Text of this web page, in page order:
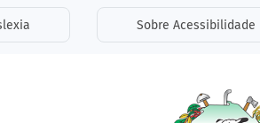
Sobre Acessibilidade